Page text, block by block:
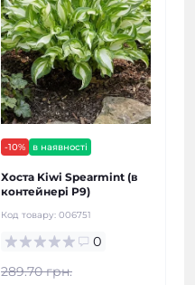
-10% в наявності
Хоста Kiwi Spearmint (в
контейнері Р9)
Код товару: 006751
0
289.70 грн.